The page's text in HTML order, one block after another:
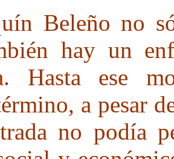
Beleño no
hay un
Hasta ese
a pesar
no podía